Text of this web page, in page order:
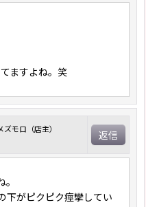
ますよね。笑
ズモロ（店主）
返信
下がピクピク痙攣してい